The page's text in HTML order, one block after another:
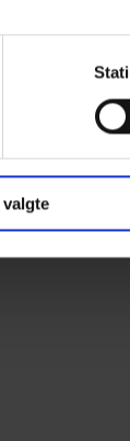
med